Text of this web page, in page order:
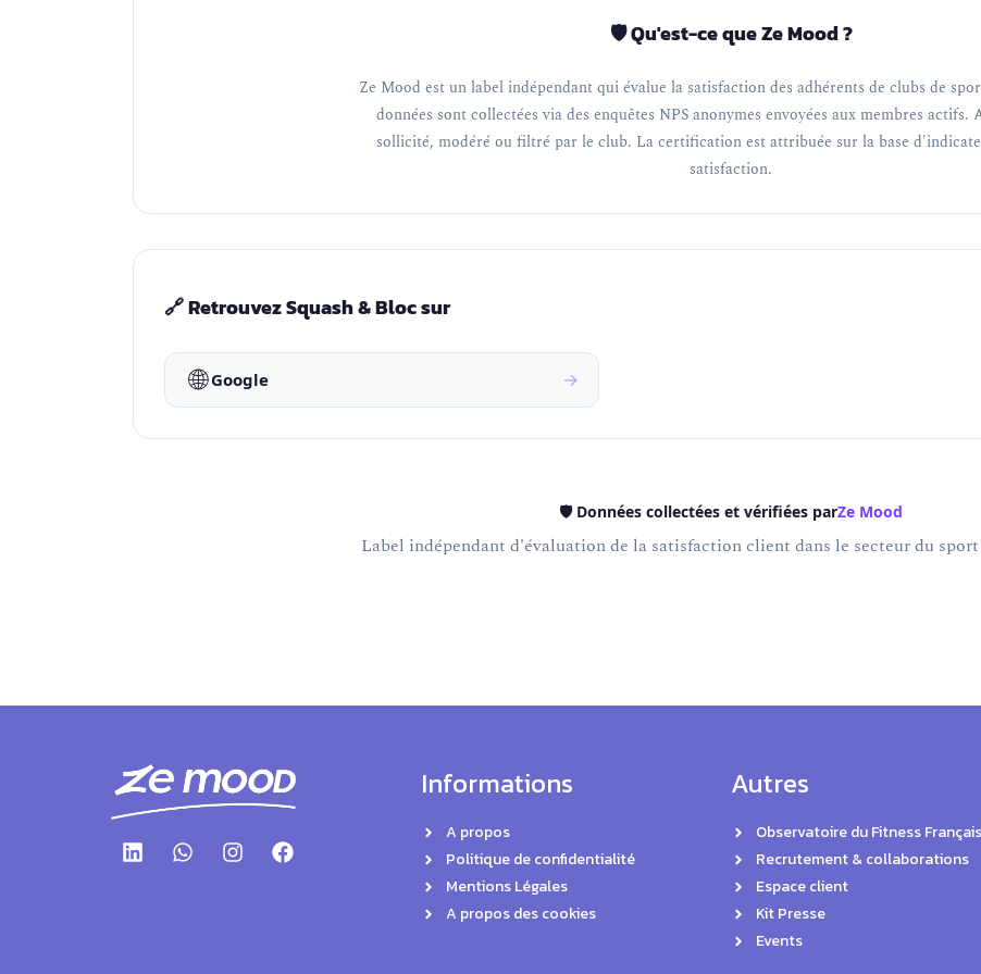
🛡️ Qu'est-ce que Ze Mood ?
Ze Mood est un label indépendant qui évalue la satisfaction des adhérents de clubs de
données sont collectées via des enquêtes NPS anonymes envoyées aux membres actifs.
sollicité, modéré ou filtré par le club. La certification est attribuée sur la base
satisfaction.
🔗 Retrouvez Squash & Bloc sur
🌐 Google →
🛡️ Données collectées et vérifiées parZe Mood
Label indépendant d'évaluation de la satisfaction client dans le secteur du
Informations
A propos
Politique de confidentialité
Mentions Légales
A propos des cookies
Autres
Observatoire du Fitness Français
Recrutement & collaborations
Espace client
Kit Presse
Events